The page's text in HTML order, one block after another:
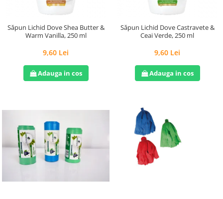
Săpun Lichid Dove Shea Butter &
Warm Vanilla, 250 ml
9,60 Lei
Adauga in cos
Săpun Lichid Dove Castravete &
Ceai Verde, 250 ml
9,60 Lei
Adauga in cos